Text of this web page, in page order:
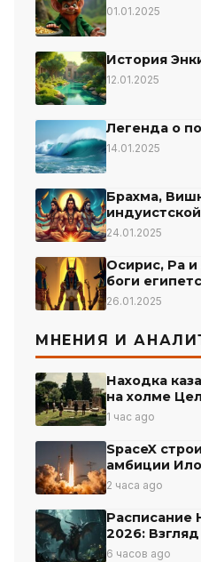
01.01.2025
История
12.01.2025
Легенда о
14.01.2025
Брахма,
24.01.2025
Осирис, Ра
боги
26.01.2025
МНЕНИЯ И
Находка
на холме
1 час ago
SpaceX
амбиции
2 часа ago
Расписание
2026:
6 часов ago